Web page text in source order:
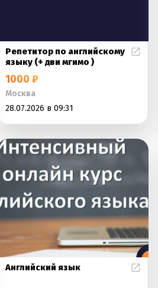
Репетитор по английскому
языку (+ дви мгимо )
1000 ₽
Москва
28.07.2026 в 09:31
Английский язык